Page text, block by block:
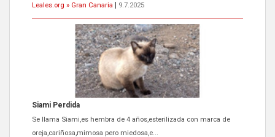
Leales.org » Gran Canaria
9.7.2025
Siami Perdida
Se llama Siami,es hembra de 4 años,esterilizada con marca de
oreja,cariñosa,mimosa pero miedosa,e...